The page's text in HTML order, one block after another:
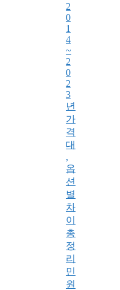
2
0
1
4
~
2
0
2
3
년
가
격
대
,
옵
션
별
차
이
총
정
리
민
원